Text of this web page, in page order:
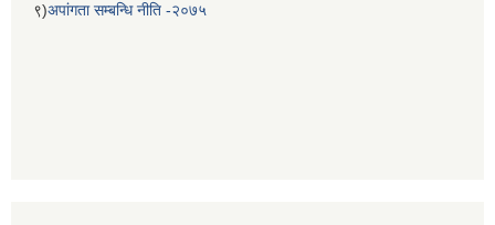
९)अपांगता सम्बन्धि नीति -२०७५